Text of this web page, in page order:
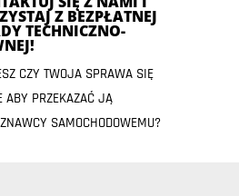
Z BEZPŁATNEJ
TECHNICZNO-
CZY TWOJA SPRAWA SIĘ
ABY PRZEKAZAĆ JĄ
SAMOCHODOWEMU?